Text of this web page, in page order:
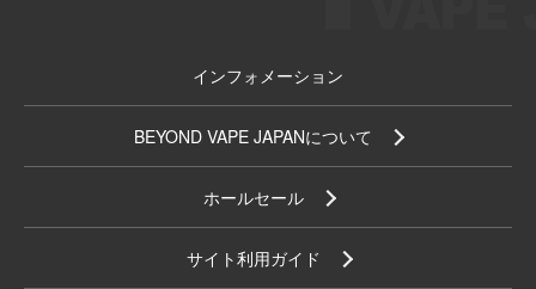
インフォメーション
BEYOND VAPE JAPANについて
ホールセール
サイト利用ガイド